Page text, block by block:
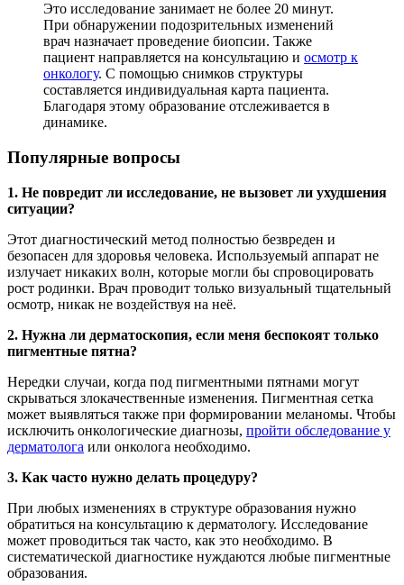
Это исследование занимает не более 20 минут.
При обнаружении подозрительных изменений
врач назначает проведение биопсии. Также
пациент направляется на консультацию и осмотр к
онкологу. С помощью снимков структуры
составляется индивидуальная карта пациента.
Благодаря этому образование отслеживается в
динамике.
Популярные вопросы
1. Не повредит ли исследование, не вызовет ли ухудшения
ситуации?
Этот диагностический метод полностью безвреден и
безопасен для здоровья человека. Используемый аппарат не
излучает никаких волн, которые могли бы спровоцировать
рост родинки. Врач проводит только визуальный тщательный
осмотр, никак не воздействуя на неё.
2. Нужна ли дерматоскопия, если меня беспокоят только
пигментные пятна?
Нередки случаи, когда под пигментными пятнами могут
скрываться злокачественные изменения. Пигментная сетка
может выявляться также при формировании меланомы. Чтобы
исключить онкологические диагнозы, пройти обследование у
дерматолога или онколога необходимо.
3. Как часто нужно делать процедуру?
При любых изменениях в структуре образования нужно
обратиться на консультацию к дерматологу. Исследование
может проводиться так часто, как это необходимо. В
систематической диагностике нуждаются любые пигментные
образования.